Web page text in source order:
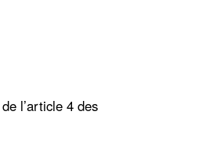
l’article 4 des